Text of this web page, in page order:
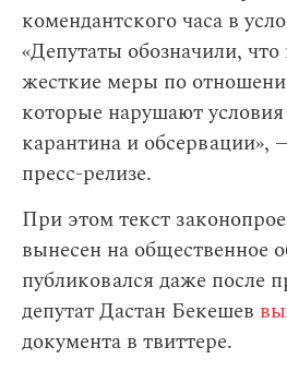
комендантского часа в
«Депутаты обозначили,
жесткие меры по
которые нарушают
карантина и обсервации»,
пресс-релизе.
При этом текст
вынесен на общественное
публиковался даже после
депутат Дастан Бекешев
документа в твиттере.